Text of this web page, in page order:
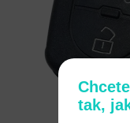
tak,